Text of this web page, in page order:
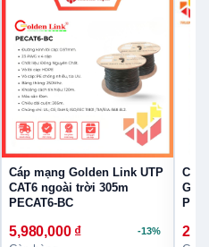
Cáp mạng Golden Link UTP
CAT6 ngoài trời 305m
PECAT6-BC
5,980,000 ₫ -13%
Cáp
PE